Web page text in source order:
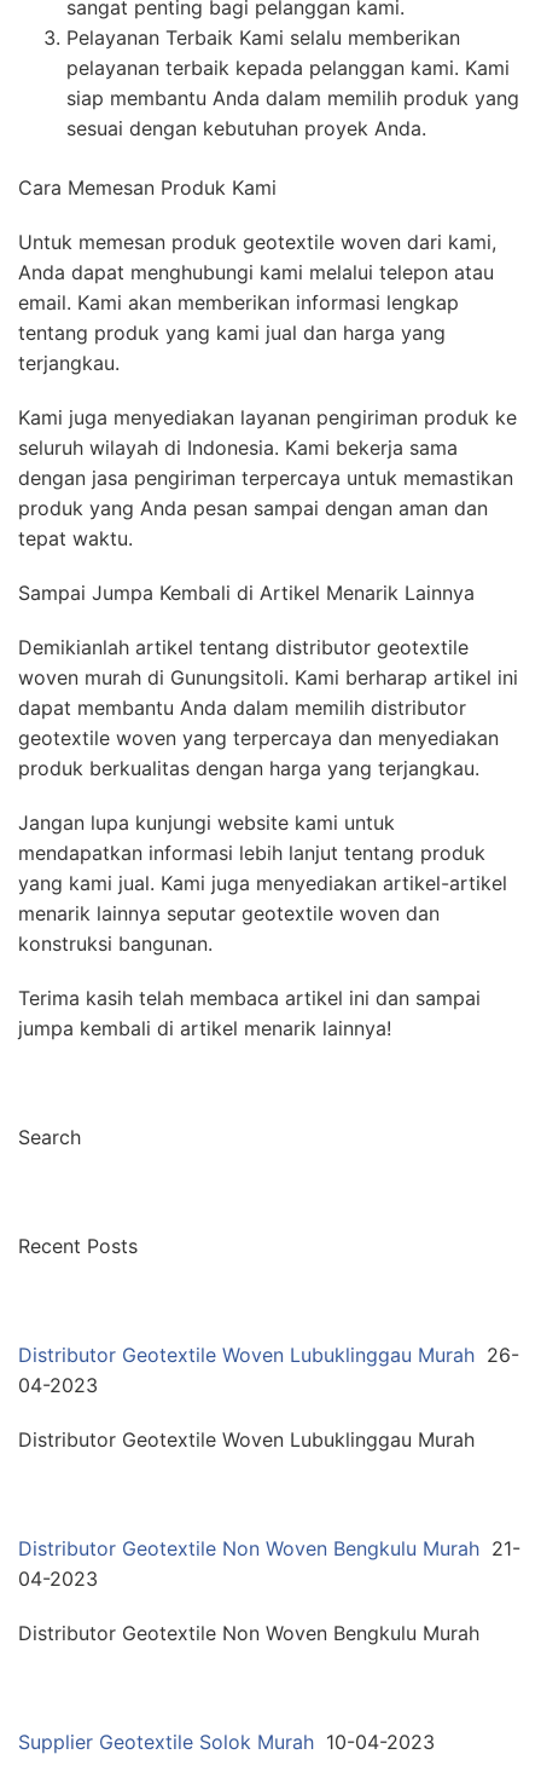
sangat penting bagi pelanggan kami.
Pelayanan Terbaik Kami selalu memberikan
pelayanan terbaik kepada pelanggan kami. Kami
siap membantu Anda dalam memilih produk yang
sesuai dengan kebutuhan proyek Anda.
Cara Memesan Produk Kami
Untuk memesan produk geotextile woven dari kami,
Anda dapat menghubungi kami melalui telepon atau
email. Kami akan memberikan informasi lengkap
tentang produk yang kami jual dan harga yang
terjangkau.
Kami juga menyediakan layanan pengiriman produk ke
seluruh wilayah di Indonesia. Kami bekerja sama
dengan jasa pengiriman terpercaya untuk memastikan
produk yang Anda pesan sampai dengan aman dan
tepat waktu.
Sampai Jumpa Kembali di Artikel Menarik Lainnya
Demikianlah artikel tentang distributor geotextile
woven murah di Gunungsitoli. Kami berharap artikel ini
dapat membantu Anda dalam memilih distributor
geotextile woven yang terpercaya dan menyediakan
produk berkualitas dengan harga yang terjangkau.
Jangan lupa kunjungi website kami untuk
mendapatkan informasi lebih lanjut tentang produk
yang kami jual. Kami juga menyediakan artikel-artikel
menarik lainnya seputar geotextile woven dan
konstruksi bangunan.
Terima kasih telah membaca artikel ini dan sampai
jumpa kembali di artikel menarik lainnya!
Search
Recent Posts
Distributor Geotextile Woven Lubuklinggau Murah 26-
04-2023
Distributor Geotextile Woven Lubuklinggau Murah
Distributor Geotextile Non Woven Bengkulu Murah 21-
04-2023
Distributor Geotextile Non Woven Bengkulu Murah
Supplier Geotextile Solok Murah 10-04-2023